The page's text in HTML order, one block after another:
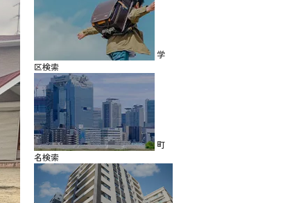
学
区検索
町
名検索